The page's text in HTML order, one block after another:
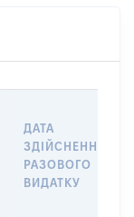
ДАТА
ЗДІЙСНЕННЯ
РАЗОВОГО
ВИДАТКУ